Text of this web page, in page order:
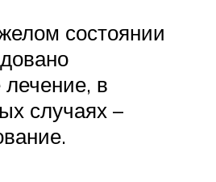
состоянии
лечение, в
случаях –